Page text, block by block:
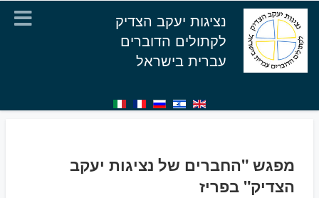
נציגות יעקב הצדיק
לקתולים הדוברים
עברית בישראל
מפגש "החברים של נציגות יעקב
הצדיק" בפריז